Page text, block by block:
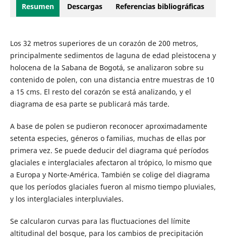
Resumen Descargas Referencias bibliográficas
Los 32 metros superiores de un corazón de 200 metros,
principalmente sedimentos de laguna de edad pleistocena y
holocena de la Sabana de Bogotá, se analizaron sobre su
contenido de polen, con una distancia entre muestras de 10
a 15 cms. El resto del corazón se está analizando, y el
diagrama de esa parte se publicará más tarde.
A base de polen se pudieron reconocer aproximadamente
setenta especies, géneros o familias, muchas de ellas por
primera vez. Se puede deducir del diagrama qué períodos
glaciales e interglaciales afectaron al trópico, lo mismo que
a Europa y Norte-América. También se colige del diagrama
que los períodos glaciales fueron al mismo tiempo pluviales,
y los interglaciales interpluviales.
Se calcularon curvas para las fluctuaciones del límite
altitudinal del bosque, para los cambios de precipitación